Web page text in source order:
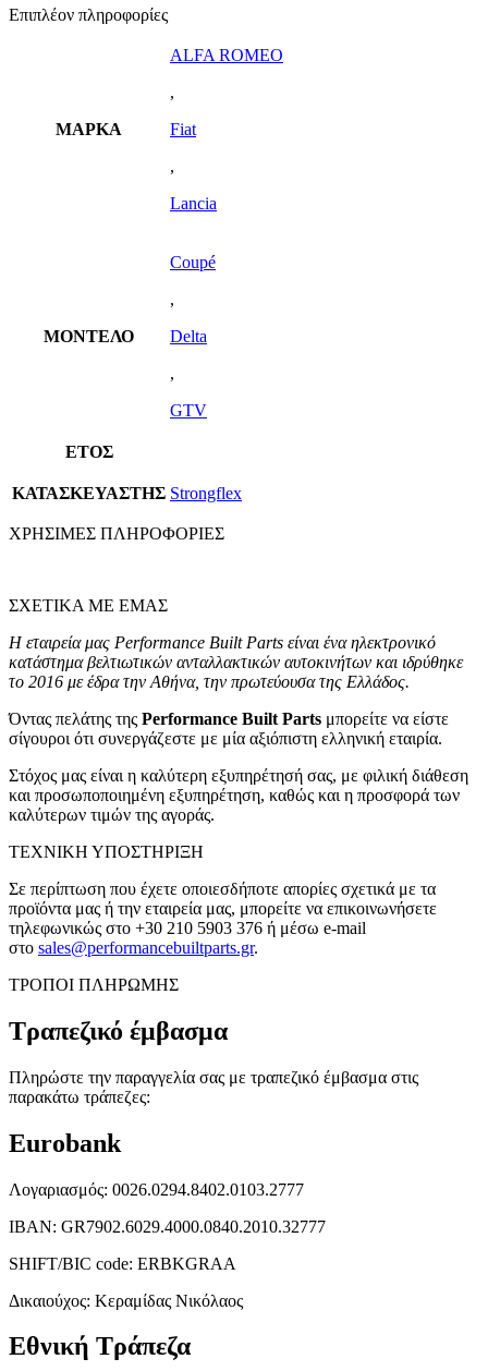
Επιπλέον πληροφορίες
ΜΑΡΚΑ
ALFA ROMEO
,
Fiat
,
Lancia
ΜΟΝΤΕΛΟ
Coupé
,
Delta
,
GTV
ΕΤΟΣ
ΚΑΤΑΣΚΕΥΑΣΤΗΣ Strongflex
ΧΡΗΣΙΜΕΣ ΠΛΗΡΟΦΟΡΙΕΣ
ΣΧΕΤΙΚΑ ΜΕ ΕΜΑΣ
Η εταιρεία μας Performance Built Parts είναι ένα ηλεκτρονικό
κατάστημα βελτιωτικών ανταλλακτικών αυτοκινήτων και ιδρύθηκε
το 2016 με έδρα την Αθήνα, την πρωτεύουσα της Ελλάδος.
Όντας πελάτης της Performance Built Parts μπορείτε να είστε
σίγουροι ότι συνεργάζεστε με μία αξιόπιστη ελληνική εταιρία.
Στόχος μας είναι η καλύτερη εξυπηρέτησή σας, με φιλική διάθεση
και προσωποποιημένη εξυπηρέτηση, καθώς και η προσφορά των
καλύτερων τιμών της αγοράς.
ΤΕΧΝΙΚΗ ΥΠΟΣΤΗΡΙΞΗ
Σε περίπτωση που έχετε οποιεσδήποτε απορίες σχετικά με τα
προϊόντα μας ή την εταιρεία μας, μπορείτε να επικοινωνήσετε
τηλεφωνικώς στο +30 210 5903 376 ή μέσω e-mail
στο sales@performancebuiltparts.gr.
ΤΡΟΠΟΙ ΠΛΗΡΩΜΗΣ
Τραπεζικό έμβασμα
Πληρώστε την παραγγελία σας με τραπεζικό έμβασμα στις
παρακάτω τράπεζες:
Eurobank
Λογαριασμός: 0026.0294.8402.0103.2777
ΙΒΑΝ: GR7902.6029.4000.0840.2010.32777
SHIFT/BIC code: ERBKGRAA
Δικαιούχος: Κεραμίδας Νικόλαος
Εθνική Τράπεζα